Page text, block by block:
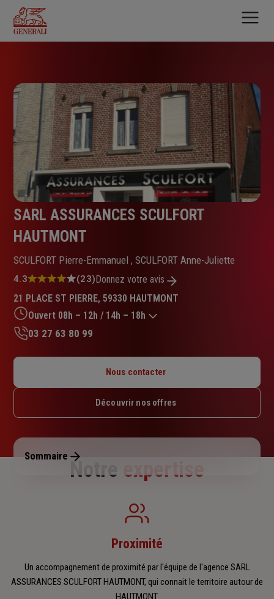
contenu
principal
SARL ASSURANCES SCULFORT
HAUTMONT
SCULFORT Pierre-Emmanuel , SCULFORT Anne-Juliette
Note
4.3
sur
5
étoiles
4.3 (23)Donnez votre avis
21 PLACE ST PIERRE, 59330 HAUTMONT
Ouvert 08h – 12h / 14h – 18h
Mardi : 08h – 12h / 14h – 18h
Jeudi : 08h – 12h / 14h – 17h
Dimanche : Fermé
03 27 63 80 99
Nous contacter
Découvrir nos offres
Sommaire
Notre expertise
Proximité
Un accompagnement de proximité par l'équipe de l'agence SARL
ASSURANCES SCULFORT HAUTMONT, qui connait le territoire autour de
HAUTMONT.